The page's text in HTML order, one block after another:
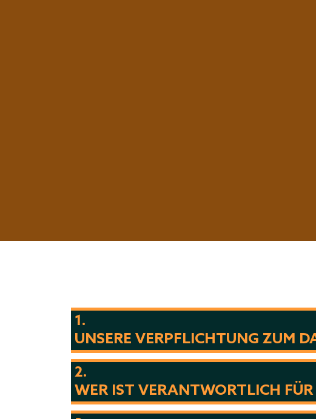
1.
UNSERE VERPFLICHTUNG ZUM
2.
WER IST VERANTWORTLICH